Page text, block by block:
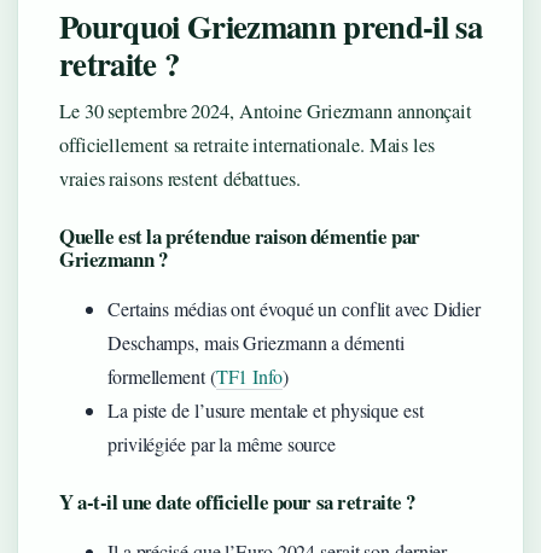
Pourquoi Griezmann prend-il sa
retraite ?
Le 30 septembre 2024, Antoine Griezmann annonçait
officiellement sa retraite internationale. Mais les
vraies raisons restent débattues.
Quelle est la prétendue raison démentie par
Griezmann ?
Certains médias ont évoqué un conflit avec Didier
Deschamps, mais Griezmann a démenti
formellement (TF1 Info)
La piste de l’usure mentale et physique est
privilégiée par la même source
Y a-t-il une date officielle pour sa retraite ?